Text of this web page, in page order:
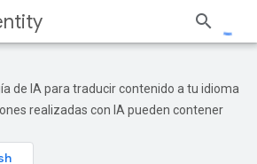
de IA para traducir contenido a tu idioma
realizadas con IA pueden contener